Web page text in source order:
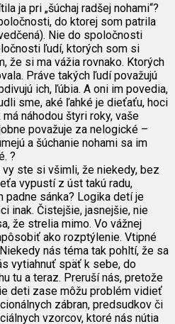
ja pri „šúchaj radšej nohami“?
do ktorej som patrila
Nie do spoločnosti
ľudí, ktorých som si
že si ma vážia rovnako. Ktorých
Práve takých ľudí považujú
ich, ľúbia. A oni im povedia,
sme, aké ľahké je dieťaťu, hoci
náhodou štyri roky, vaše
považuje za nelogické –
a šúchanie nohami sa im
?
ste si všimli, že niekedy, bez
vypustí z úst takú radu,
padne sánka? Logika detí je
inak. Čistejšie, jasnejšie, nie
že strelia mimo. Vo vážnej
ako rozptýlenie. Vtipné
nás téma tak pohltí, že sa
vytiahnuť späť k sebe, do
tu a teraz. Preruší nás, pretože
deti zase môžu problém vidieť
zábran, predsudkov či
vzorcov, ktoré nás nútia